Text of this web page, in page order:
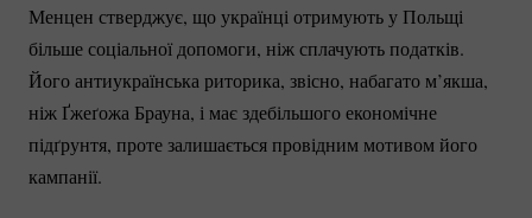
Менцен стверджує, що українці отримують у Польщі
більше соціальної допомоги, ніж сплачують податків.
Його антиукраїнська риторика, звісно, набагато м’якша,
ніж Ґжеґожа Брауна, і має здебільшого економічне
підґрунтя, проте залишається провідним мотивом його
кампанії.